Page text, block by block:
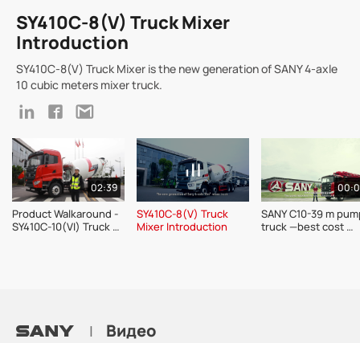
SY410C-8(V) Truck Mixer
Introduction
SY410C-8(V) Truck Mixer is the new generation of SANY 4-axle
10 cubic meters mixer truck.
02:39
Product Walkaround -
SY410C-10(VI) Truck
SY410C-8(V) Truck
Mixer Introduction
SANY C10-39 m
truck —best cost
| Видео